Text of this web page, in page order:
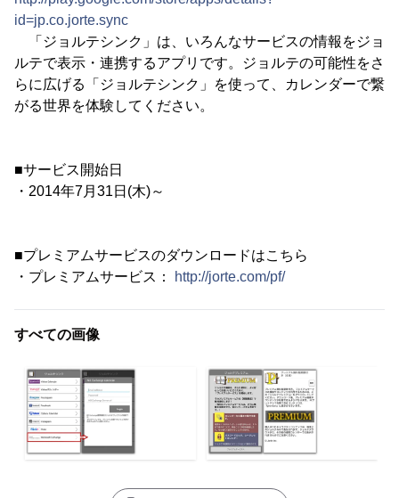
id=jp.co.jorte.sync
「ジョルテシンク」は、いろんなサービスの情報をジョ
ルテで表示・連携するアプリです。ジョルテの可能性をさ
らに広げる「ジョルテシンク」を使って、カレンダーで繋
がる世界を体験してください。
■サービス開始日
・2014年7月31日(木)～
■プレミアムサービスのダウンロードはこちら
・プレミアムサービス：
http://jorte.com/pf/
すべての画像